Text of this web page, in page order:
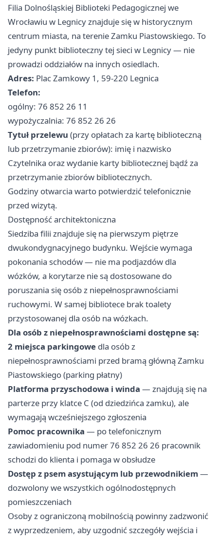
Filia Dolnośląskiej Biblioteki Pedagogicznej we
Wrocławiu w Legnicy znajduje się w historycznym
centrum miasta, na terenie Zamku Piastowskiego. To
jedyny punkt biblioteczny tej sieci w Legnicy — nie
prowadzi oddziałów na innych osiedlach.
Adres: Plac Zamkowy 1, 59-220 Legnica
Telefon:
ogólny: 76 852 26 11
wypożyczalnia: 76 852 26 26
Tytuł przelewu (przy opłatach za kartę biblioteczną
lub przetrzymanie zbiorów): imię i nazwisko
Czytelnika oraz wydanie karty bibliotecznej bądź za
przetrzymanie zbiorów bibliotecznych.
Godziny otwarcia warto potwierdzić telefonicznie
przed wizytą.
Dostępność architektoniczna
Siedziba filii znajduje się na pierwszym piętrze
dwukondygnacyjnego budynku. Wejście wymaga
pokonania schodów — nie ma podjazdów dla
wózków, a korytarze nie są dostosowane do
poruszania się osób z niepełnosprawnościami
ruchowymi. W samej bibliotece brak toalety
przystosowanej dla osób na wózkach.
Dla osób z niepełnosprawnościami dostępne są:
2 miejsca parkingowe dla osób z
niepełnosprawnościami przed bramą główną Zamku
Piastowskiego (parking płatny)
Platforma przyschodowa i winda — znajdują się na
parterze przy klatce C (od dziedzińca zamku), ale
wymagają wcześniejszego zgłoszenia
Pomoc pracownika — po telefonicznym
zawiadomieniu pod numer 76 852 26 26 pracownik
schodzi do klienta i pomaga w obsłudze
Dostęp z psem asystującym lub przewodnikiem—
dozwolony we wszystkich ogólnodostępnych
pomieszczeniach
Osoby z ograniczoną mobilnością powinny zadzwonić
z wyprzedzeniem, aby uzgodnić szczegóły wejścia i